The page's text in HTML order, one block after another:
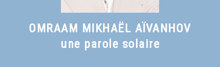
OMRAAM MIKHAËL AÏVANHOV
une parole solaire